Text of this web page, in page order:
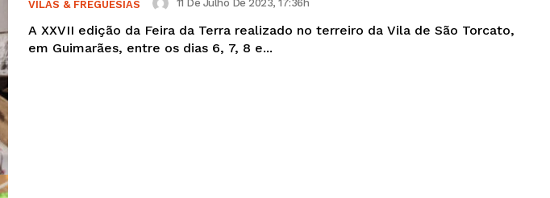
VILAS & FREGUESIAS 11 De Julho De 2023, 17:36h
A XXVII edição da Feira da Terra realizado no terreiro da Vila de São Torcato,
em Guimarães, entre os dias 6, 7, 8 e...